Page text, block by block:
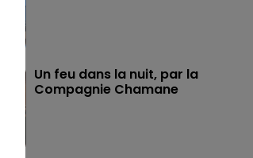
Un feu dans la nuit, par la
Compagnie Chamane